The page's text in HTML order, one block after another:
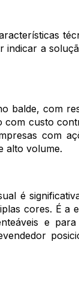
indicar a
balde, com
com custo
com
alto volume.
é
cores. É a
e para